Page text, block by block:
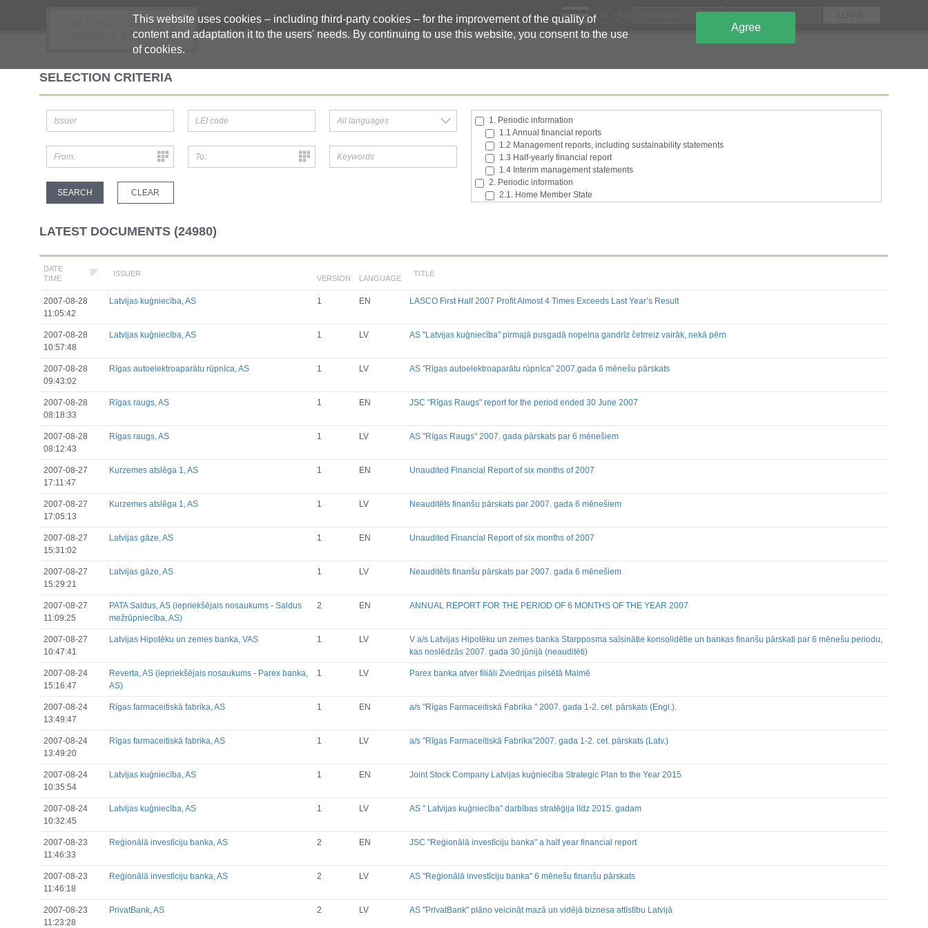
This website uses cookies – including third-party cookies – for the improvement of the quality of
content and adaptation it to the users' needs. By continuing to use this website, you consent to the use
of cookies.
Agree
The Central Storage of
Regulated Information
SELECTION CRITERIA
1. Periodic information
1.1 Annual financial reports
1.2 Management reports, including sustainability statements
1.3 Half-yearly financial report
1.4 Interim management statements
2. Periodic information
2.1. Home Member State
2.6. Changes in the rights attaching to the classes of shares or securities
Till 2017.03.01
Significant Events
Notifications on transactions of Holders of Inside Information
LATEST DOCUMENTS (24980)
DATE
TIME
ISSUER
VERSION LANGUAGE
TITLE
2007-08-28
11:05:42
Latvijas kuģniecība, AS 1 EN LASCO First Half 2007 Profit Almost 4 Times Exceeds Last Year’s Result
2007-08-28
10:57:48
Latvijas kuģniecība, AS 1 LV AS "Latvijas kuģniecība" pirmajā pusgadā nopelna gandrīz četrreiz vairāk, nekā pērn
2007-08-28
09:43:02
Rīgas autoelektroaparātu rūpnīca, AS 1 LV AS "Rīgas autoelektroaparātu rūpnīca" 2007.gada 6 mēnešu pārskats
2007-08-28
08:18:33
Rīgas raugs, AS 1 EN JSC "Rīgas Raugs" report for the period ended 30 June 2007
2007-08-28
08:12:43
Rīgas raugs, AS 1 LV AS "Rīgas Raugs" 2007. gada pārskats par 6 mēnešiem
2007-08-27
17:11:47
Kurzemes atslēga 1, AS 1 EN Unaudited Financial Report of six months of 2007
2007-08-27
17:05:13
Kurzemes atslēga 1, AS 1 LV Neauditēts finanšu pārskats par 2007. gada 6 mēnešiem
2007-08-27
15:31:02
Latvijas gāze, AS 1 EN Unaudited Financial Report of six months of 2007
2007-08-27
15:29:21
Latvijas gāze, AS 1 LV Neauditēts finanšu pārskats par 2007. gada 6 mēnešiem
2007-08-27
11:09:25
PATA Saldus, AS (iepriekšējais nosaukums - Saldus
mežrūpniecība, AS)
2 EN ANNUAL REPORT FOR THE PERIOD OF 6 MONTHS OF THE YEAR 2007
2007-08-27
10:47:41
Latvijas Hipotēku un zemes banka, VAS 1 LV
V a/s Latvijas Hipotēku un zemes banka Starpposma saīsinātie konsolidētie un bankas finanšu pārskati par 6 mēnešu periodu,
kas noslēdzās 2007. gada 30.jūnijā (neauditēti)
2007-08-24
15:16:47
Reverta, AS (iepriekšējais nosaukums - Parex banka,
AS)
1 LV Parex banka atver filiāli Zviedrijas pilsētā Malmē
2007-08-24
13:49:47
Rīgas farmaceitiskā fabrika, AS 1 EN a/s "Rīgas Farmaceitiskā Fabrika " 2007. gada 1-2. cet. pārskats (Engl.).
2007-08-24
13:49:20
Rīgas farmaceitiskā fabrika, AS 1 LV a/s "Rīgas Farmaceitiskā Fabrika"2007. gada 1-2. cet. pārskats (Latv.)
2007-08-24
10:35:54
Latvijas kuģniecība, AS 1 EN Joint Stock Company Latvijas kuģniecība Strategic Plan to the Year 2015
2007-08-24
10:32:45
Latvijas kuģniecība, AS 1 LV AS " Latvijas kuģniecība" darbības stratēģija līdz 2015. gadam
2007-08-23
11:46:33
Reģionālā investīciju banka, AS 2 EN JSC "Reģionālā investīciju banka" a half year financial report
2007-08-23
11:46:18
Reģionālā investīciju banka, AS 2 LV AS "Reģionālā investīciju banka" 6 mēnešu finanšu pārskats
2007-08-23
11:23:28
PrivatBank, AS 2 LV AS "PrivatBank" plāno veicināt mazā un vidējā biznesa attīstību Latvijā